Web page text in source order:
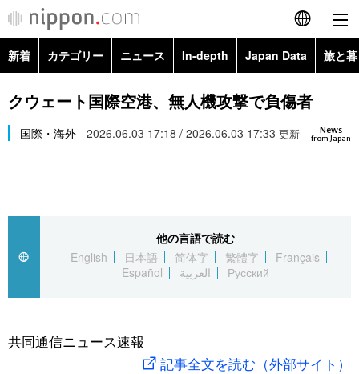
English
简体字
繁體字
العربية
社会
旅と暮らし
新着 カテゴリー ニュース In-depth Japan Data 旅と
政治・外交
経済・ビジネス
社会
文化
科学・技術
暮らし
Topics
Images
お知らせ
クウェート国際空港、無人機攻撃で負傷者
News
from Japan
国際・海外 2026.06.03 17:18 / 2026.06.03 17:33 更新
他の言語で読む
English
日本語 简体字 繁體字
Français
Español
العربية Русский
共同通信ニュース速報
記事全文を読む（外部サイト）